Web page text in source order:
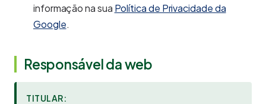
informação na sua Política de Privacidade da
Google.
Responsável da web
TITULAR: